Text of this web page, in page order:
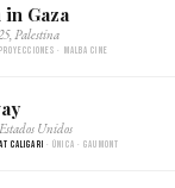
Gaza
Palestina
· Malba Cine
Unidos
Caligari · Única · Gaumont